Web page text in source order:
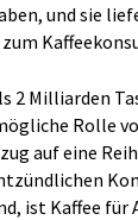
und sie
Milliarden
Rolle
auf eine
ist Kaffee